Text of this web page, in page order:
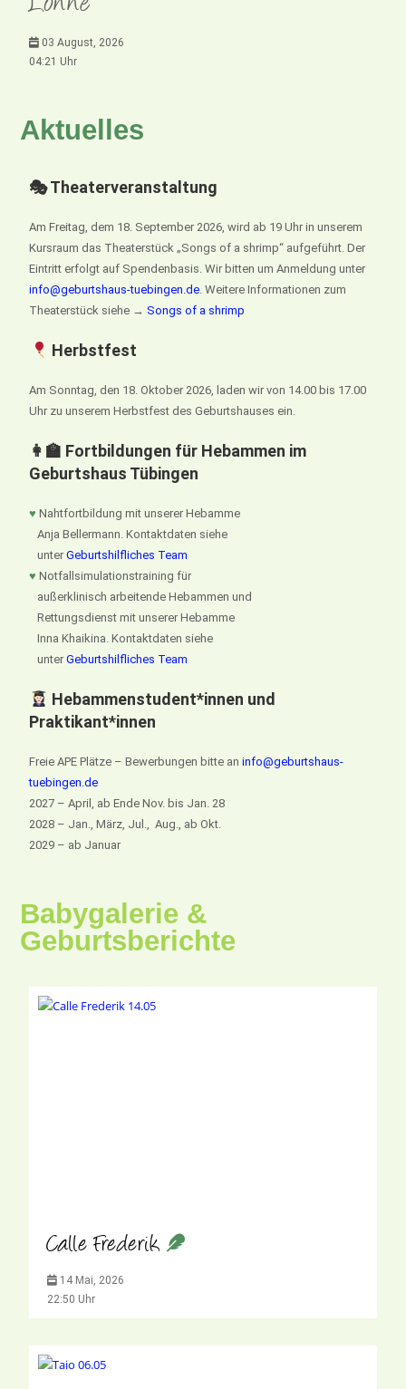
03 August, 2026
04:21 Uhr
Aktuelles
🎭 Theaterveranstaltung
Am Freitag, dem 18. September 2026, wird ab 19 Uhr in unserem
Kursraum das Theaterstück „Songs of a shrimp“ aufgeführt. Der
Eintritt erfolgt auf Spendenbasis. Wir bitten um Anmeldung unter
info@geburtshaus-tuebingen.de. Weitere Informationen zum
Theaterstück siehe →Songs of a shrimp
Herbstfest
Am Sonntag, den 18. Oktober 2026, laden wir von 14.00 bis 17.00
Uhr zu unserem Herbstfest des Geburtshauses ein.
👩‍🏫 Fortbildungen für Hebammen im
Geburtshaus Tübingen
♥ Nahtfortbildung mit unserer Hebamme
Anja Bellermann. Kontaktdaten siehe
unterGeburtshilfliches Team
♥ Notfallsimulationstraining für
außerklinisch arbeitende Hebammen und
Rettungsdienst mit unserer Hebamme
Inna Khaikina. Kontaktdaten siehe
unterGeburtshilfliches Team
Hebammenstudent*innen und
Praktikant*innen
Freie APE Plätze – Bewerbungen bitte aninfo@geburtshaus-
tuebingen.de
2027 – April, ab Ende Nov. bis Jan. 28
2028 – Jan., März, Jul., Aug., ab Okt.
2029 – ab Januar
Babygalerie &
Geburtsberichte
Calle Frederik
14 Mai, 2026
22:50 Uhr